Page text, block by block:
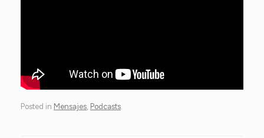
Posted in Mensajes, Podcasts.